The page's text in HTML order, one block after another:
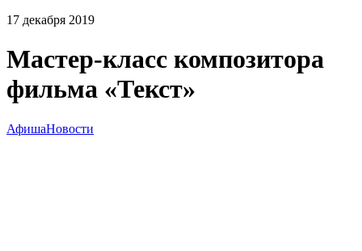
17 декабря 2019
Мастер-класс композитора
фильма «Текст»
АфишаНовости